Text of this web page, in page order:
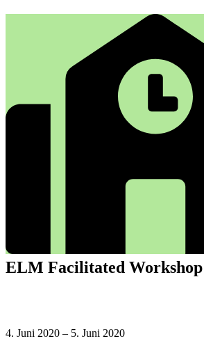
ELM Facilitated Workshop
Facilitated
4. Juni 2020 – 5. Juni 2020